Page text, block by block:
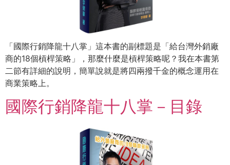
「國際行銷降龍十八掌」這本書的副標題是「給台灣外銷廠
商的18個槓桿策略」，那麼什麼是槓桿策略呢？我在本書第
二節有詳細的說明，簡單說就是將四兩撥千金的概念運用在
商業策略上。
國際行銷降龍十八掌－目錄